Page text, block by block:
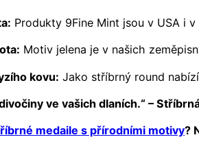
Produkty 9Fine Mint jsou v USA i
Motiv jelena je v našich
kovu: Jako stříbrný round
ve vašich dlaních.“ –
medaile s přírodními motivy?